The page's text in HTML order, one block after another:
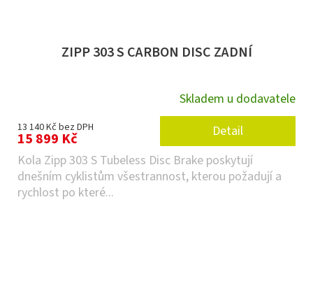
ZIPP 303 S CARBON DISC ZADNÍ
Skladem u dodavatele
13 140 Kč bez DPH
15 899 Kč
Detail
Kola Zipp 303 S Tubeless Disc Brake poskytují
dnešním cyklistům všestrannost, kterou požadují a
rychlost po které...